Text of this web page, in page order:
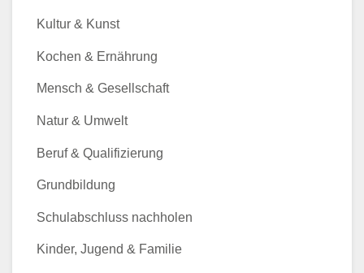
Kultur & Kunst
Kochen & Ernährung
Mensch & Gesellschaft
Natur & Umwelt
Beruf & Qualifizierung
Grundbildung
Schulabschluss nachholen
Kinder, Jugend & Familie